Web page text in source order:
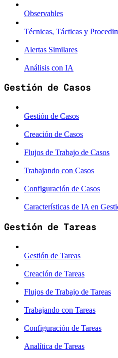
Observables
Técnicas, Tácticas y
Alertas Similares
Análisis con IA
Gestión de Casos
Gestión de Casos
Creación de Casos
Flujos de Trabajo de Casos
Trabajando con Casos
Configuración de Casos
Características de IA en
Gestión de Tareas
Gestión de Tareas
Creación de Tareas
Flujos de Trabajo de Tareas
Trabajando con Tareas
Configuración de Tareas
Analítica de Tareas